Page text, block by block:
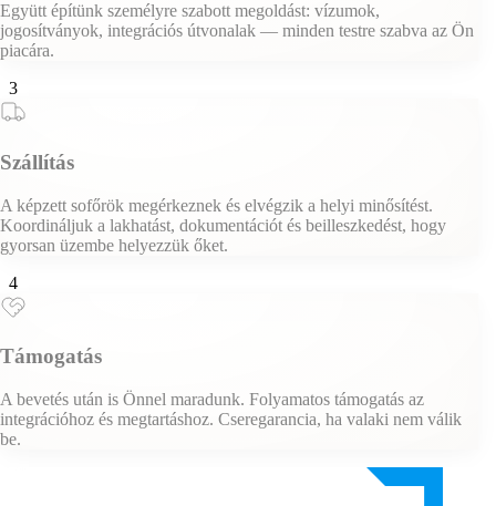
Együtt építünk személyre szabott megoldást: vízumok,
jogosítványok, integrációs útvonalak — minden testre szabva az Ön
piacára.
3
Szállítás
A képzett sofőrök megérkeznek és elvégzik a helyi minősítést.
Koordináljuk a lakhatást, dokumentációt és beilleszkedést, hogy
gyorsan üzembe helyezzük őket.
4
Támogatás
A bevetés után is Önnel maradunk. Folyamatos támogatás az
integrációhoz és megtartáshoz. Cseregarancia, ha valaki nem válik
be.